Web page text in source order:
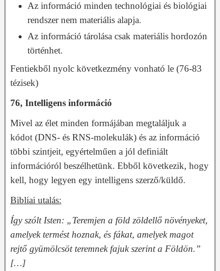
Az információ minden technológiai és biológiai
rendszer nem materiális alapja.
Az információ tárolása csak materiális hordozón
történhet.
Fentiekből nyolc következmény vonható le (76-83
tézisek)
76, Intelligens információ
Mivel az élet minden formájában megtaláljuk a
kódot (DNS- és RNS-molekulák) és az információ
többi szintjeit, egyértelműen a jól definiált
információról beszélhetünk. Ebből következik, hogy
kell, hogy legyen egy intelligens szerző/küldő.
Bibliai utalás:
Így szólt Isten: „Teremjen a föld zöldellő növényeket,
amelyek termést hoznak, és fákat, amelyek magot
rejtő gyümölcsöt teremnek fajuk szerint a Földön.”
[…]